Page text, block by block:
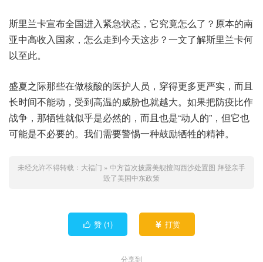
斯里兰卡宣布全国进入紧急状态，它究竟怎么了？原本的南
亚中高收入国家，怎么走到今天这步？一文了解斯里兰卡何
以至此。
盛夏之际那些在做核酸的医护人员，穿得更多更严实，而且
长时间不能动，受到高温的威胁也就越大。如果把防疫比作
战争，那牺牲就似乎是必然的，而且也是“动人的”，但它也
可能是不必要的。我们需要警惕一种鼓励牺牲的精神。
未经允许不得转载： 大福门 » 中方首次披露美舰擅闯西沙处置图 拜登亲手
毁了美国中东政策
 赞 (1)  打赏
分享到